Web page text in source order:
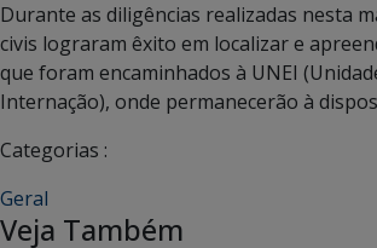
Durante as diligências realizadas nesta
civis lograram êxito em localizar e
que foram encaminhados à UNEI
Internação), onde permanecerão à
Categorias :
Geral
Veja Também